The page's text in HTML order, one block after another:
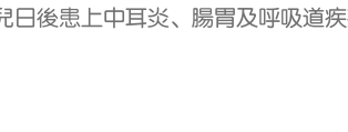
日後患上中耳炎、腸胃及呼吸道